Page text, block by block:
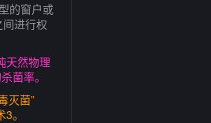
的窗户或
进行权
天然物理
菌率。
灭菌”
。